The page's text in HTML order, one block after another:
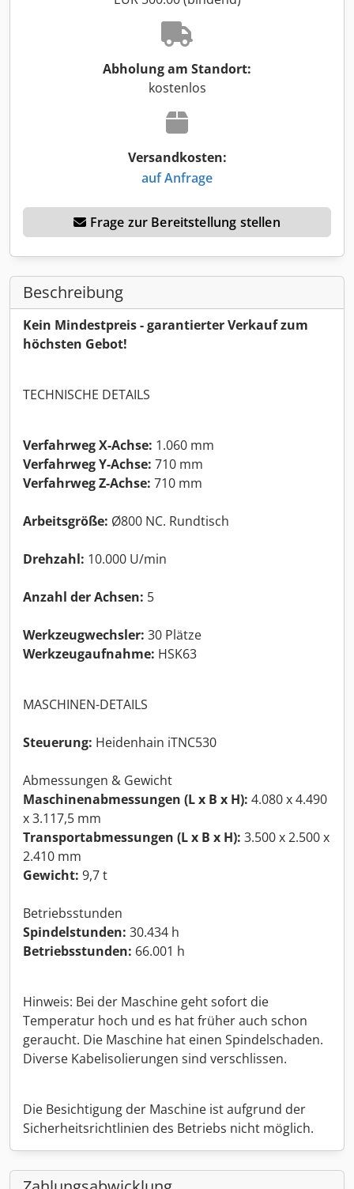
Abholung am Standort:
kostenlos
Versandkosten:
auf Anfrage
Frage zur Bereitstellung stellen
Beschreibung
Kein Mindestpreis - garantierter Verkauf zum
höchsten Gebot!
TECHNISCHE DETAILS
Verfahrweg X-Achse: 1.060 mm
Verfahrweg Y-Achse: 710 mm
Verfahrweg Z-Achse: 710 mm
Arbeitsgröße: Ø800 NC. Rundtisch
Drehzahl: 10.000 U/min
Anzahl der Achsen: 5
Werkzeugwechsler: 30 Plätze
Werkzeugaufnahme: HSK63
MASCHINEN-DETAILS
Steuerung: Heidenhain iTNC530
Abmessungen & Gewicht
Maschinenabmessungen (L x B x H): 4.080 x 4.490
x 3.117,5 mm
Transportabmessungen (L x B x H): 3.500 x 2.500 x
2.410 mm
Gewicht: 9,7 t
Betriebsstunden
Spindelstunden: 30.434 h
Betriebsstunden: 66.001 h
Hinweis: Bei der Maschine geht sofort die
Temperatur hoch und es hat früher auch schon
geraucht. Die Maschine hat einen Spindelschaden.
Diverse Kabelisolierungen sind verschlissen.
Die Besichtigung der Maschine ist aufgrund der
Sicherheitsrichtlinien des Betriebs nicht möglich.